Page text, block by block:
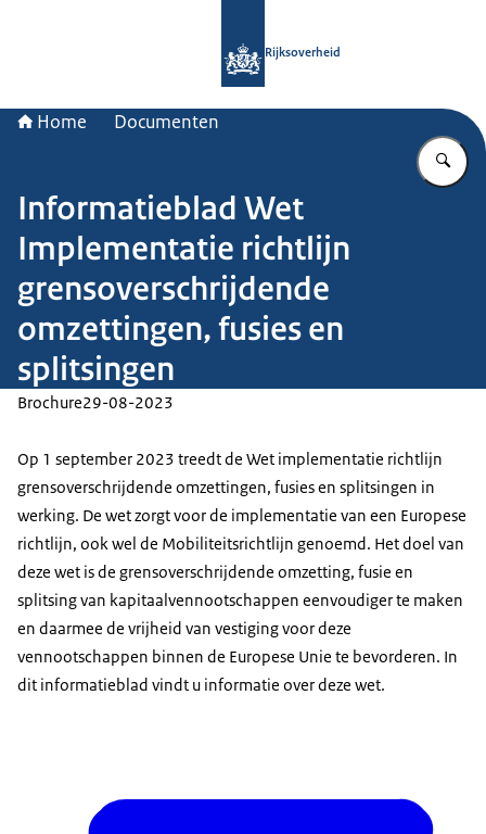
Rijksoverheid
Home Documenten
Informatieblad Wet
Implementatie richtlijn
grensoverschrijdende
omzettingen, fusies en
splitsingen
Brochure29-08-2023
Op 1 september 2023 treedt de Wet implementatie richtlijn
grensoverschrijdende omzettingen, fusies en splitsingen in
werking. De wet zorgt voor de implementatie van een Europese
richtlijn, ook wel de Mobiliteitsrichtlijn genoemd. Het doel van
deze wet is de grensoverschrijdende omzetting, fusie en
splitsing van kapitaalvennootschappen eenvoudiger te maken
en daarmee de vrijheid van vestiging voor deze
vennootschappen binnen de Europese Unie te bevorderen. In
dit informatieblad vindt u informatie over deze wet.